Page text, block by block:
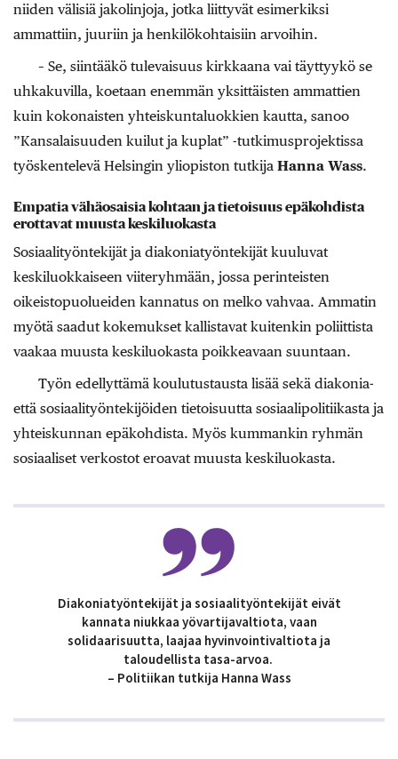
niiden välisiä jakolinjoja, jotka liittyvät esimerkiksi
ammattiin, juuriin ja henkilökohtaisiin arvoihin.
– Se, siintääkö tulevaisuus kirkkaana vai täyttyykö se
uhkakuvilla, koetaan enemmän yksittäisten ammattien
kuin kokonaisten yhteiskuntaluokkien kautta, sanoo
”Kansalaisuuden kuilut ja kuplat” -tutkimusprojektissa
työskentelevä Helsingin yliopiston tutkija Hanna Wass.
Empatia vähäosaisia kohtaan ja tietoisuus epäkohdista
erottavat muusta keskiluokasta
Sosiaalityöntekijät ja diakoniatyöntekijät kuuluvat
keskiluokkaiseen viiteryhmään, jossa perinteisten
oikeistopuolueiden kannatus on melko vahvaa. Ammatin
myötä saadut kokemukset kallistavat kuitenkin poliittista
vaakaa muusta keskiluokasta poikkeavaan suuntaan.
Työn edellyttämä koulutustausta lisää sekä diakonia-
että sosiaalityöntekijöiden tietoisuutta sosiaalipolitiikasta ja
yhteiskunnan epäkohdista. Myös kummankin ryhmän
sosiaaliset verkostot eroavat muusta keskiluokasta.
Diakoniatyöntekijät ja sosiaalityöntekijät eivät
kannata niukkaa yövartijavaltiota, vaan
solidaarisuutta, laajaa hyvinvointivaltiota ja
taloudellista tasa-arvoa.
– Politiikan tutkija Hanna Wass